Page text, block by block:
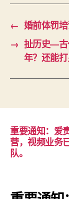
← 婚前体罚
→ 扯历史—古
年？还能打
重要通知：爱
营，视频业务
队。